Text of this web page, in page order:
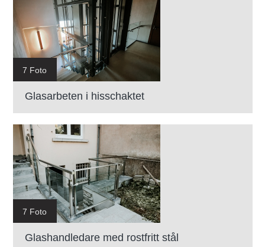
7 Foto
Glasarbeten i hisschaktet
7 Foto
Glashandledare med rostfritt stål